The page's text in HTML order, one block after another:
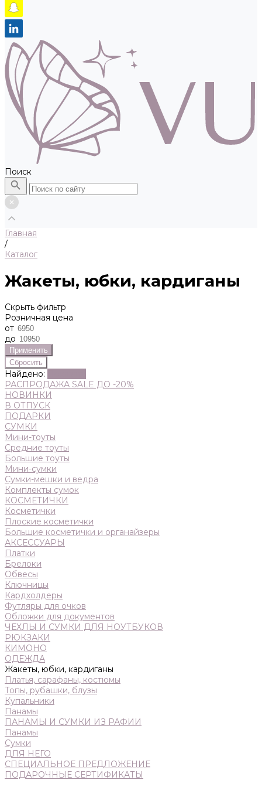
Поиск
Главная
/
Каталог
Жакеты, юбки, кардиганы
Скрыть фильтр
Розничная цена
от
до
Найдено:
РАСПРОДАЖА SALE ДО -20%
НОВИНКИ
В ОТПУСК
ПОДАРКИ
СУМКИ
Мини-тоуты
Средние тоуты
Большие тоуты
Мини-сумки
Сумки-мешки и ведра
Комплекты сумок
КОСМЕТИЧКИ
Косметички
Плоские косметички
Большие косметички и органайзеры
АКСЕССУАРЫ
Платки
Брелоки
Обвесы
Ключницы
Кардхолдеры
Футляры для очков
Обложки для документов
ЧЕХЛЫ И СУМКИ ДЛЯ НОУТБУКОВ
РЮКЗАКИ
КИМОНО
ОДЕЖДА
Жакеты, юбки, кардиганы
Платья, сарафаны, костюмы
Топы, рубашки, блузы
Купальники
Панамы
ПАНАМЫ И СУМКИ ИЗ РАФИИ
Панамы
Сумки
ДЛЯ НЕГО
СПЕЦИАЛЬНОЕ ПРЕДЛОЖЕНИЕ
ПОДАРОЧНЫЕ СЕРТИФИКАТЫ